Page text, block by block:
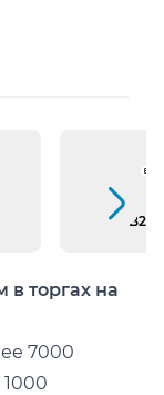
B2B
слайд
в торгах на
7000